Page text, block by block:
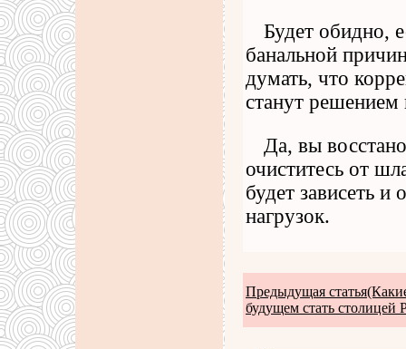
Будет обидно,
банальной
думать, что
станут решением
Да, вы
очиститесь от
будет зависеть и
нагрузок.
Предыдущая
будущем стать столицей